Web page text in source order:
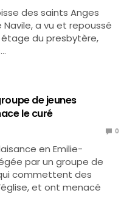
des saints Anges
a vu et repoussé
étage du presbytère,
de jeunes
le curé
0
en Emilie-
par un groupe de
commettent des
et ont menacé